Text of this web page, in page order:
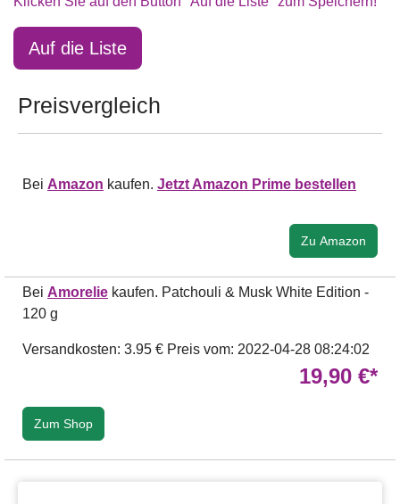
Auf die Liste
Preisvergleich
Bei Amazon kaufen. Jetzt Amazon Prime bestellen
Zu Amazon
Bei Amorelie kaufen. Patchouli & Musk White Edition -
120 g
Versandkosten: 3.95 € Preis vom: 2022-04-28 08:24:02
19,90 €*
Zum Shop